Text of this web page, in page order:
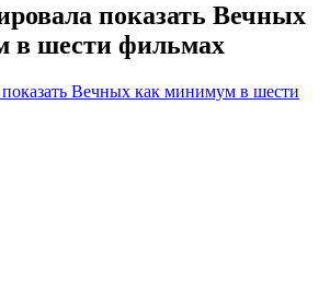
показать Вечных
в шести фильмах
Вечных как минимум в шести